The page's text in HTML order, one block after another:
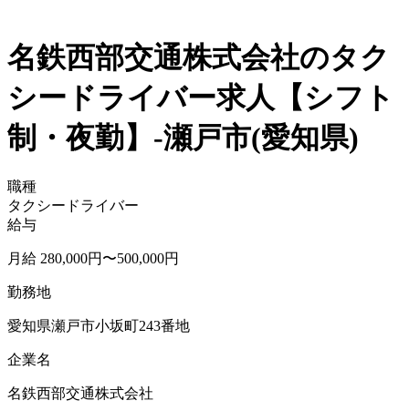
名鉄西部交通株式会社のタク
シードライバー求人【シフト
制・夜勤】-瀬戸市(愛知県)
職種
タクシードライバー
給与
月給 280,000円〜500,000円
勤務地
愛知県瀬戸市小坂町243番地
企業名
名鉄西部交通株式会社